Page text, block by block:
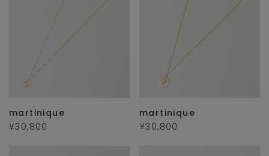
martinique
¥30,800
martinique
¥30,800